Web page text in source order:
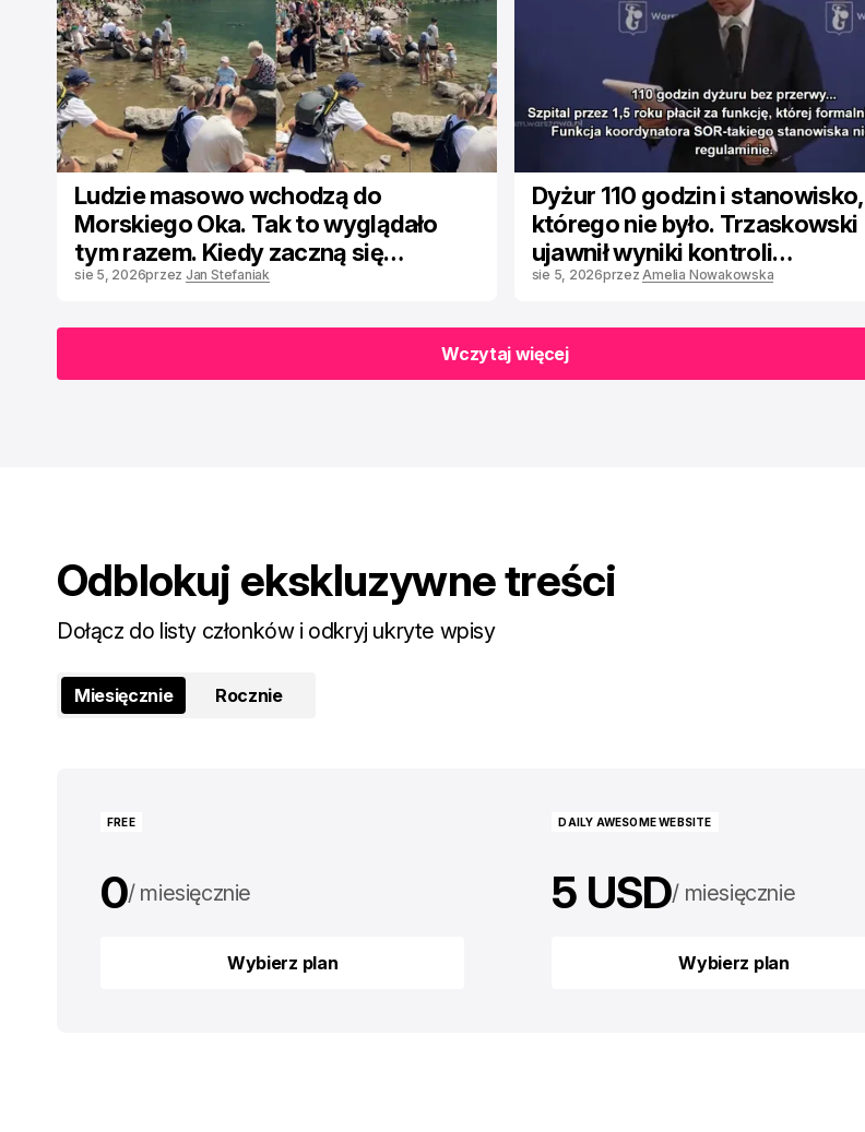
Ludzie masowo wchodzą do
Morskiego Oka. Tak to wyglądało
tym razem. Kiedy zaczną się
poważne mandaty?
sie 5, 2026przez Jan Stefaniak
Dyżur 110 godzin i stanowisko,
którego nie było. Trzaskowski
ujawnił wyniki kontroli
w stołecznych szpitalach
sie 5, 2026przez Amelia Nowakowska
Wczytaj więcej
Wczytaj więcej
Odblokuj ekskluzywne treści
Dołącz do listy członków i odkryj ukryte wpisy
Miesięcznie Rocznie
FREE
0 miesięcznie
Wybierz plan
DAILY AWESOME WEBSITE
5 USD miesięcznie
50 USD rocznie
Wybierz plan